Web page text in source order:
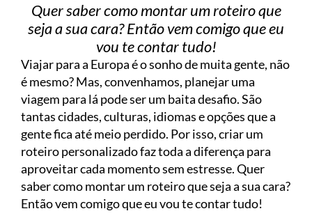
Quer saber como montar um roteiro que
seja a sua cara? Então vem comigo que eu
vou te contar tudo!
Viajar para a Europa é o sonho de muita gente, não
é mesmo? Mas, convenhamos, planejar uma
viagem para lá pode ser um baita desafio. São
tantas cidades, culturas, idiomas e opções que a
gente fica até meio perdido. Por isso, criar um
roteiro personalizado faz toda a diferença para
aproveitar cada momento sem estresse. Quer
saber como montar um roteiro que seja a sua cara?
Então vem comigo que eu vou te contar tudo!